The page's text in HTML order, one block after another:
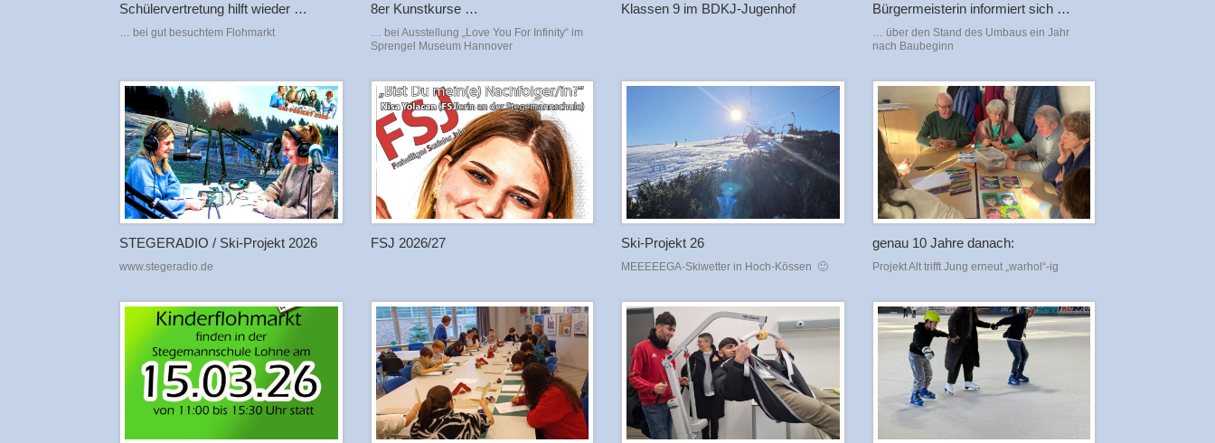
Schülervertretung hilft wieder …
… bei gut besuchtem Flohmarkt
8er Kunstkurse …
… bei Ausstellung „Love You For Infinity“ im
Sprengel Museum Hannover
Klassen 9 im BDKJ-Jugenhof Bürgermeisterin informiert sich …
… über den Stand des Umbaus ein Jahr
nach Baubeginn
STEGERADIO / Ski-Projekt 2026
www.stegeradio.de
FSJ 2026/27 Ski-Projekt 26
MEEEEEGA-Skiwetter in Hoch-Kössen 🙂
genau 10 Jahre danach:
Projekt Alt trifft Jung erneut „warhol“-ig